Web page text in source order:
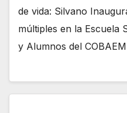
de vida: Silvano
múltiples en la Escuela
y Alumnos del